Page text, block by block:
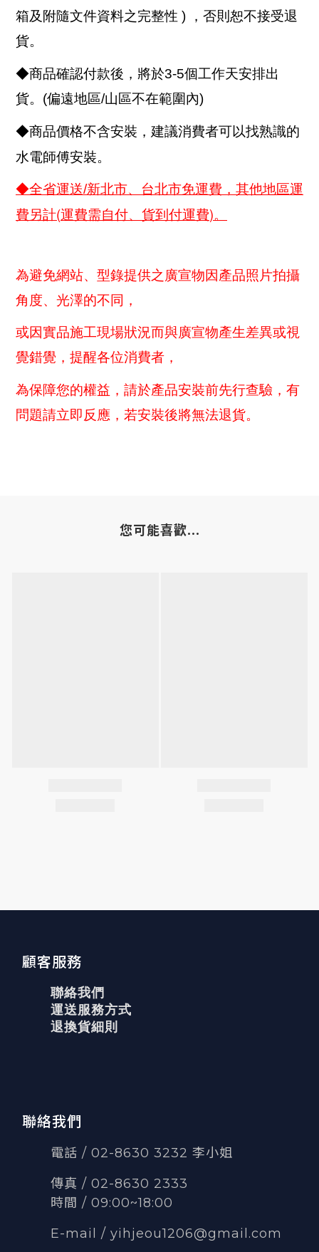
箱及附隨文件資料之完整性 ) ，否則恕不接受退
貨。
◆商品確認付款後，將於3-5個工作天安排出
貨。(偏遠地區/山區不在範圍內)
◆商品價格不含安裝，建議消費者可以找熟識的
水電師傅安裝。
◆全省運送/新北市、台北市免運費，其他地區運
費另計(運費需自付、貨到付運費)。
為避免網站、型錄提供之廣宣物因產品照片拍攝
角度、光澤的不同，
或因實品施工現場狀況而與廣宣物產生差異或視
覺錯覺，提醒各位消費者，
為保障您的權益，請於產品安裝前先行查驗，有
問題請立即反應，若安裝後將無法退貨。
您可能喜歡...
顧客服務
聯絡我們
運送服務方式
退換貨細則
聯絡我們
電話 / 02-8630 3232 李小姐
傳真 / 02-8630 2333
時間 / 09:00~18:00
E-mail / yihjeou1206@gmail.com